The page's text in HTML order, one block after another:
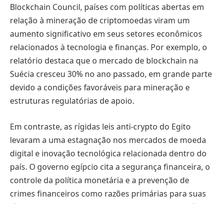
Blockchain Council, países com políticas abertas em
relação à mineração de criptomoedas viram um
aumento significativo em seus setores econômicos
relacionados à tecnologia e finanças. Por exemplo, o
relatório destaca que o mercado de blockchain na
Suécia cresceu 30% no ano passado, em grande parte
devido a condições favoráveis para mineração e
estruturas regulatórias de apoio.
Em contraste, as rígidas leis anti-crypto do Egito
levaram a uma estagnação nos mercados de moeda
digital e inovação tecnológica relacionada dentro do
país. O governo egípcio cita a segurança financeira, o
controle da política monetária e a prevenção de
crimes financeiros como razões primárias para suas